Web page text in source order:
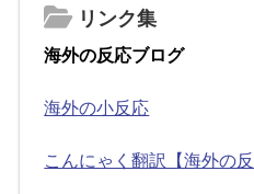
リンク集
海外の反応ブログ
海外の小反応
こんにゃく翻訳【海外の反